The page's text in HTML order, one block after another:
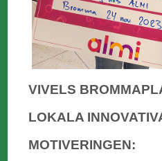
VIVELS
LOKALA
MOTIVERINGEN: